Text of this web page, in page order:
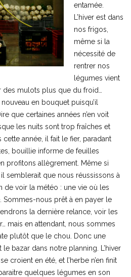
entamée.
L’hiver est dans
nos frigos,
même si la
nécessité de
rentrer nos
légumes vient
mulots plus que du froid…
en bouquet puisqu’il
que certaines années n’en voit
les nuits sont trop fraîches et
année, il fait le fier, paradant
bouillie informe de feuilles
profitons allègrement. Même si
semblerait que nous réussissons à
de voir la météo : une vie où les
Sommes-nous prêt à en payer le
la dernière relance, voir les
mais en attendant, nous sommes
plutôt que le chou. Donc une
bazar dans notre planning. L’hiver
croient en été, et l’herbe n’en finit
quelques légumes en son